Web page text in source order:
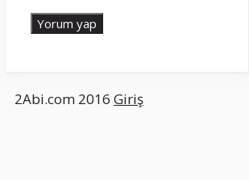
2Abi.com 2016 Giriş